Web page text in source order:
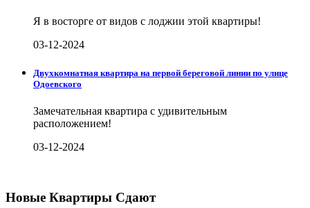
Я в восторге от видов с лоджии этой квартиры!
03-12-2024
Двухкомнатная квартира на первой береговой линии по улице
Одоевского
Замечательная квартира с удивительным
расположением!
03-12-2024
Новые Квартиры Сдают